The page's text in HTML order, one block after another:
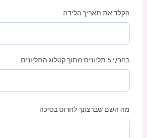
הקלד את תאריך הלידה
בחר/י 5 תליונים מתוך קטלוג התליונים
מה השם שברצונך לחרוט בסיכה